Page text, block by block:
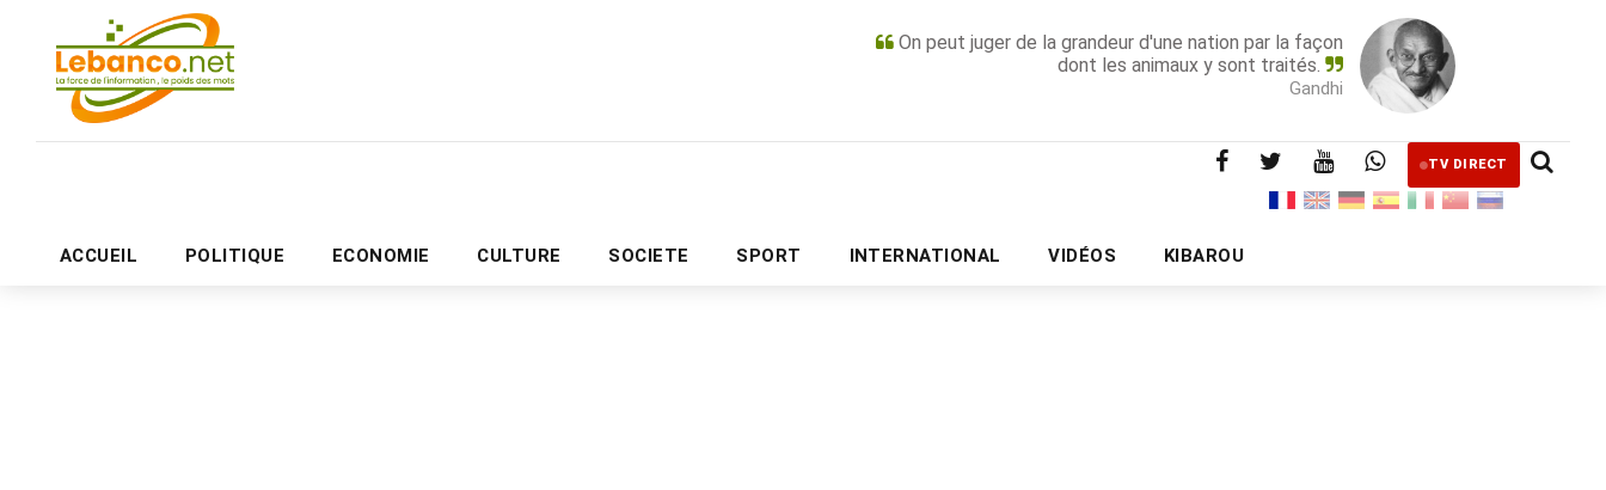
On peut juger de la grandeur d'une nation par la façon
dont les animaux y sont traités.
Gandhi
TV DIRECT
ACCUEIL POLITIQUE ECONOMIE CULTURE SOCIETE SPORT INTERNATIONAL VIDÉOS KIBAROU
PUBLICITÉ